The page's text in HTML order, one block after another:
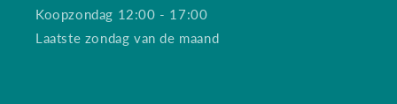
Koopzondag 12:00 - 17:00
Laatste zondag van de maand